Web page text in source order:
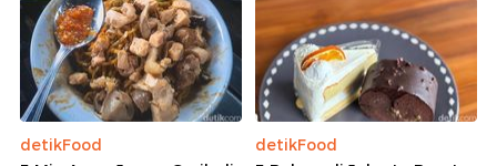
detikFood
detikFood